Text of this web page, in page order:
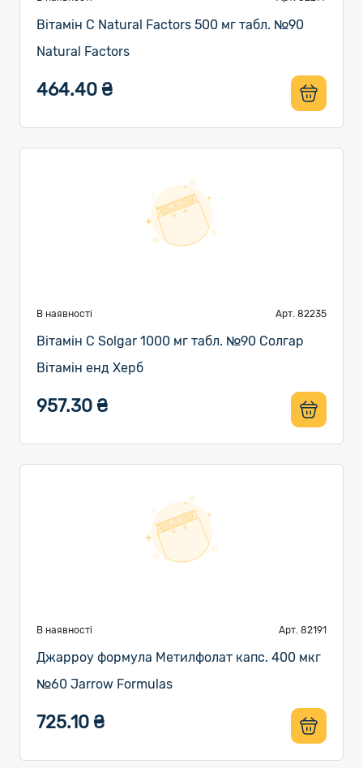
Вітамін C Natural Factors 500 мг табл. №90
Natural Factors
464.40 ₴
В наявності Арт. 82235
Вітамін C Solgar 1000 мг табл. №90 Солгар
Вітамін енд Херб
957.30 ₴
В наявності Арт. 82191
Джарроу формула Метилфолат капс. 400 мкг
№60 Jarrow Formulas
725.10 ₴